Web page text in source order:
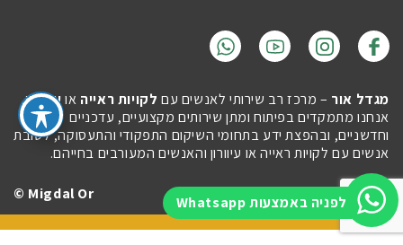
לפניה באמצעות Whatsapp
מגדל אור – מרכז רב שירותי לאנשים עם לקויות ראייה אועיוורון.
אנחנו מתמקדים בפיתוח ומתן שירותים מקצועיים, עדכניים
וחדשניים, ובהפצת ידע בתחומי השיקום התפקודי והתעסוקה, לטובת
אנשים עם לקויות ראייה או עיוורון והאנשים המעורבים בחייהם.
Imaginet
Migdal Or ©